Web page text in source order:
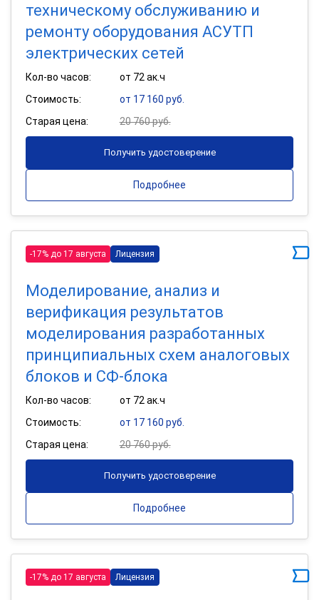
техническому обслуживанию и
ремонту оборудования АСУТП
электрических сетей
Кол-во часов:
от 72 ак.ч
Стоимость:
от 17 160 руб.
Старая цена:
20 760 руб.
Получить удостоверение
Подробнее
-17% до 17 августа Лицензия
Моделирование, анализ и
верификация результатов
моделирования разработанных
принципиальных схем аналоговых
блоков и СФ-блока
Кол-во часов:
от 72 ак.ч
Стоимость:
от 17 160 руб.
Старая цена:
20 760 руб.
Получить удостоверение
Подробнее
-17% до 17 августа Лицензия